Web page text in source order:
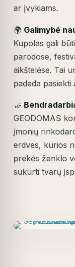
ar įvykiams.
🌍 Galimybė
Kupolas gali
parodose,
aikštelėse. Tai
padeda pasiekti
🤝
GEODOMAS
įmonių
erdves, kurios
prekės ženklo
sukurti tvarų